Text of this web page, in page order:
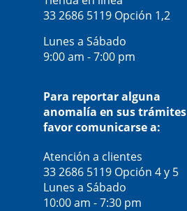
33 2686 5119 Opción 1,2
Lunes a Sábado
9:00 am - 7:00 pm
Para reportar alguna
anomalía en sus trámites
favor comunicarse a:
Atención a clientes
33 2686 5119 Opción 4 y 5
Lunes a Sábado
10:00 am - 7:30 pm